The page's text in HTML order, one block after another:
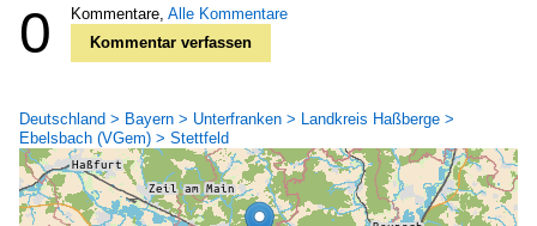
0 Kommentare, Alle Kommentare
Kommentar verfassen
Deutschland > Bayern > Unterfranken > Landkreis Haßberge >
Ebelsbach (VGem) > Stettfeld